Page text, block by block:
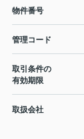
物件番号
管理コード
取引条件の
有効期限
取扱会社